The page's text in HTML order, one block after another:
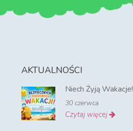
AKTUALNOŚCI
Niech Żyją Wakacje!
30 czerwca
Czytaj więcej